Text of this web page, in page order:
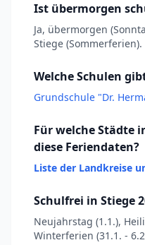
Ist übermorgen
Ja, übermorgen
Stiege (Sommerferien).
Welche Schulen
Grundschule "Dr.
Für welche Städte
diese Feriendaten?
Liste der Landkreise
Schulfrei in Stiege
Neujahrstag (1.1.),
Winterferien (31.1. -